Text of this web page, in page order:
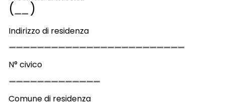
( )
Indirizzo di residenza
N° civico
Comune di residenza